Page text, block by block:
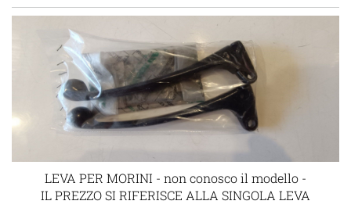
LEVA PER MORINI - non conosco il modello -
IL PREZZO SI RIFERISCE ALLA SINGOLA LEVA